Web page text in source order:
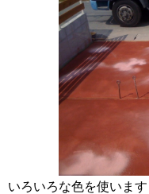
いろいろな色を使います